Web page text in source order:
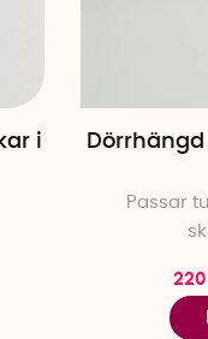
i
Passar